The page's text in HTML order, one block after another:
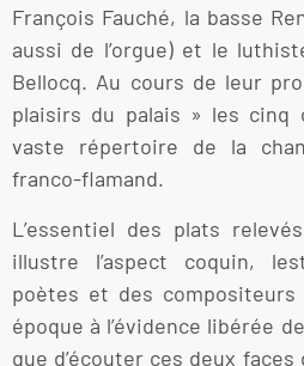
François Fauché, la basse
aussi de l’orgue) et le
Bellocq. Au cours de leur
plaisirs du palais » les cinq
vaste répertoire de la
franco-flamand.
L’essentiel des plats
illustre l’aspect coquin,
poètes et des
époque à l’évidence libérée
que d’écouter ces deux faces